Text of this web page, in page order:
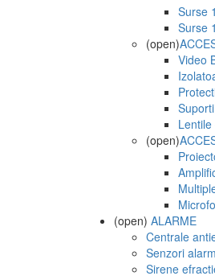
Surse
Surse
(open)
Video
(open)
(open) ALARME
Centrale
Senzori
Sirene